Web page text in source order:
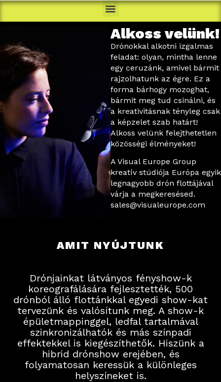
Alkoss velünk!
Drónokkal alkotni izgalmas
feladat: olyan, mintha lenne
egy ceruzánk, amivel bármit
rajzolhatunk az égre. Ez a
forma bárhogy mozoghat,
bármit meg tud csinálni, és
a kreativitásnak tényleg csak
a képzelet szab határt!
Alkoss velünk felejthetetlen
közösségi élményeket!
A Visual Europe Group
kreatív stúdiója Európa egyik
legnagyobb drón flottájával
várja a megkeresésed.
sales@visualeurope.com
AMIT NYÚJTUNK​
Drónjainkat látványos fényshow-k
koreografálására fejlesztették, 500
drónból álló flottánkkal egyedi show-kat
tervezünk és valósítunk meg. A show-k
épületmappinggel, ledfal tartalmával
szinkronizálhatók és más színpadi
effektekkel is kiegészíthetők. Hiszünk a
hibrid drónshow erejében, és
folyamatosan keressük a különleges
helyszíneket is.